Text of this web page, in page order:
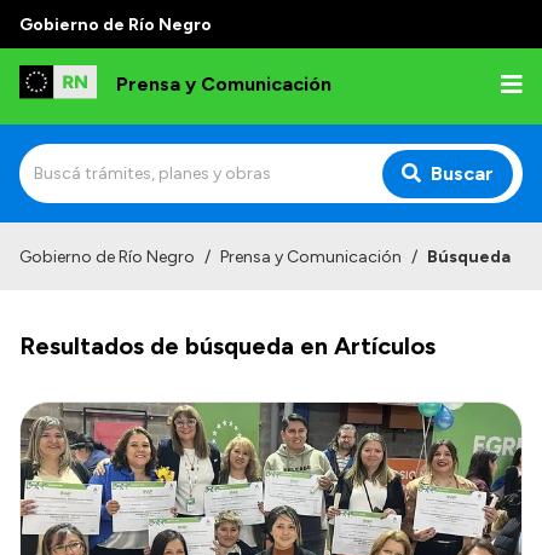
Gobierno de Río Negro
Prensa y Comunicación
Buscar
Autoridades
Referentes de prensa
Archivo de noticias
Transparencia
Gobierno de Río Negro / Prensa y Comunicación / Búsqueda
Resultados de búsqueda en Artículos